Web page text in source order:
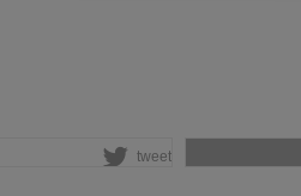
tweet